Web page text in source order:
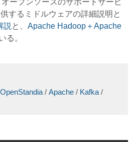
ープンソースのサポートサービ
するミドルウェアの詳細説明と
説 と、 Apache Hadoop＋Apache
る。
OpenStandia / Apache / Kafka /